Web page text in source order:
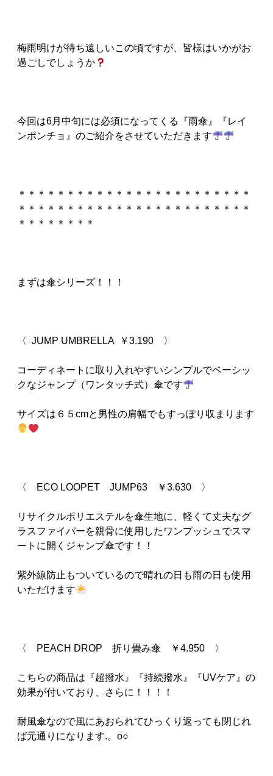
梅雨明けが待ち遠しいこの頃ですが、皆様はいかがお
過ごしでしょうか
今回は6月中旬には必須になってくる『雨傘』『レイ
ンポンチョ』のご紹介をさせていただきます
＊＊＊＊＊＊＊＊＊＊＊＊＊＊＊＊＊＊＊＊＊＊＊＊
＊＊＊＊＊＊＊＊＊＊＊＊＊＊＊＊＊＊＊＊＊＊＊＊
＊＊＊＊＊＊＊＊
まずは傘シリーズ！！！
〈 JUMP UMBRELLA ￥3.190 〉
コーディネートに取り入れやすいシンプルでベーシッ
クなジャンプ（ワンタッチ式）傘です
サイズは６５cmと男性の肩幅でもすっぽり収まります
〈 ECO LOOPET JUMP63 ￥3.630 〉
リサイクルポリエステルを傘生地に、軽くて丈夫なグ
ラスファイバーを親骨に使用したワンプッシュでスマ
ートに開くジャンプ傘です！！
紫外線防止もついているので晴れの日も雨の日も使用
いただけます
〈 PEACH DROP 折り畳み傘 ￥4.950 〉
こちらの商品は『超撥水』『持続撥水』『UVケア』の
効果が付いており、さらに！！！！
耐風傘なので風にあおられてひっくり返っても閉じれ
ば元通りになります.。o○